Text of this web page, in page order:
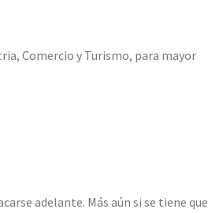
Comercio y Turismo, para mayor
adelante. Más aún si se tiene que